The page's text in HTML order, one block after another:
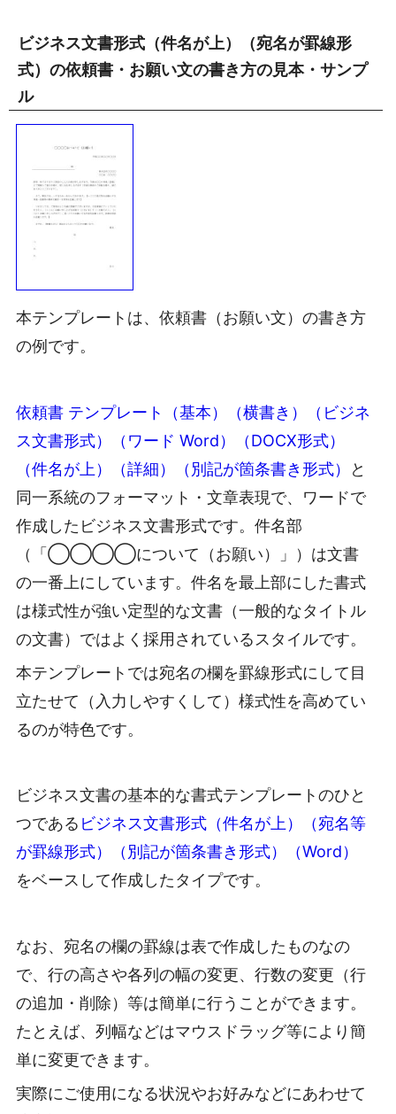
ビジネス文書形式（件名が上）（宛名が罫線形
式）の依頼書・お願い文の書き方の見本・サンプ
ル
本テンプレートは、依頼書（お願い文）の書き方
の例です。
依頼書 テンプレート（基本）（横書き）（ビジネ
ス文書形式）（ワード Word）（DOCX形式）
（件名が上）（詳細）（別記が箇条書き形式）
と
同一系統のフォーマット・文章表現で、ワードで
作成したビジネス文書形式です。件名部
（「◯◯◯◯について（お願い）」）は文書
の一番上にしています。件名を最上部にした書式
は様式性が強い定型的な文書（一般的なタイトル
の文書）ではよく採用されているスタイルです。
本テンプレートでは宛名の欄を罫線形式にして目
立たせて（入力しやすくして）様式性を高めてい
るのが特色です。
ビジネス文書の基本的な書式テンプレートのひと
つである ビジネス文書形式（件名が上）（宛名等
が罫線形式）（別記が箇条書き形式）（Word）
をベースして作成したタイプです。
なお、宛名の欄の罫線は表で作成したものなの
で、行の高さや各列の幅の変更、行数の変更（行
の追加・削除）等は簡単に行うことができます。
たとえば、列幅などはマウスドラッグ等により簡
単に変更できます。
実際にご使用になる状況やお好みなどにあわせて